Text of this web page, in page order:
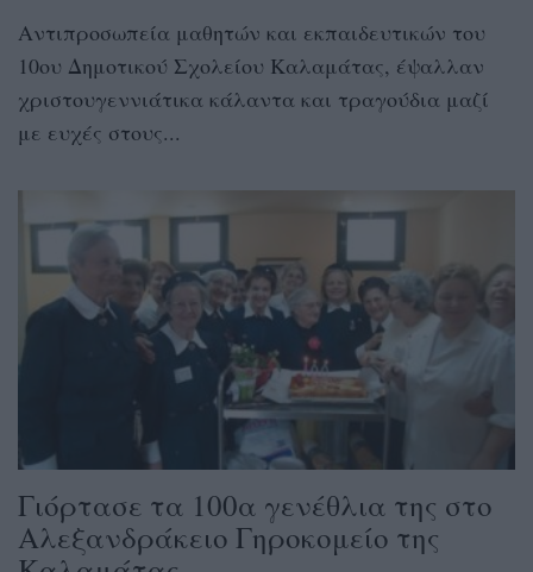
Αντιπροσωπεία μαθητών και εκπαιδευτικών του
10ου Δημοτικού Σχολείου Καλαμάτας, έψαλλαν
χριστουγεννιάτικα κάλαντα και τραγούδια μαζί
με ευχές στους...
Γιόρτασε τα 100α γενέθλια της στο
Αλεξανδράκειο Γηροκομείο της